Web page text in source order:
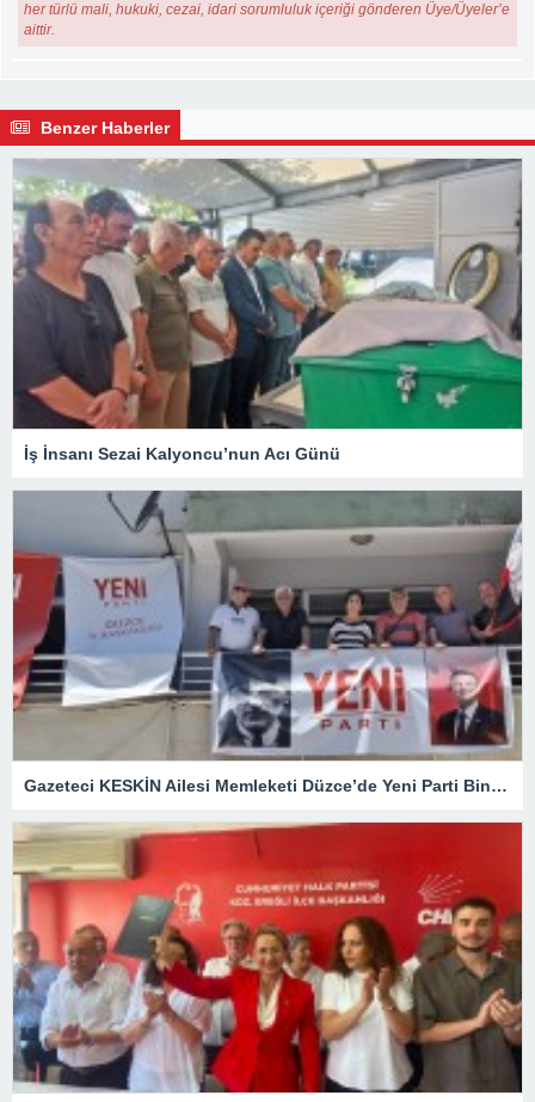
her türlü mali, hukuki, cezai, idari sorumluluk içeriği gönderen Üye/Üyeler’e
aittir.
Benzer Haberler
İş İnsanı Sezai Kalyoncu’nun Acı Günü
Gazeteci KESKİN Ailesi Memleketi Düzce’de Yeni Parti Binasını Ziyaret Etti